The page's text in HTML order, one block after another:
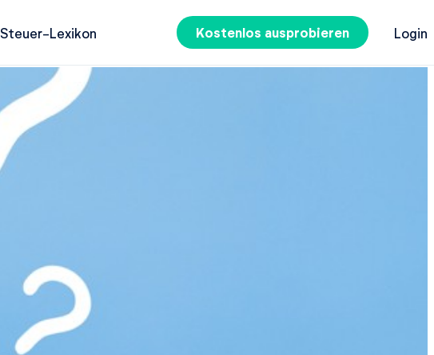
Steuer-Lexikon Kostenlos ausprobieren Login